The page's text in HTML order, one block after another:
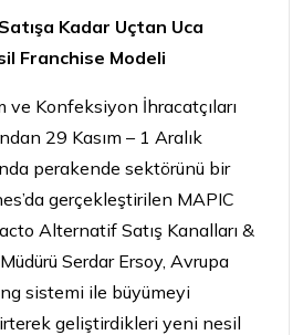
Kadar Uçtan Uca
Franchise Modeli
ve Konfeksiyon İhracatçıları
29 Kasım – 1 Aralık
perakende sektörünü bir
gerçekleştirilen MAPIC
Alternatif Satış Kanalları &
Serdar Ersoy, Avrupa
sistemi ile büyümeyi
geliştirdikleri yeni nesil